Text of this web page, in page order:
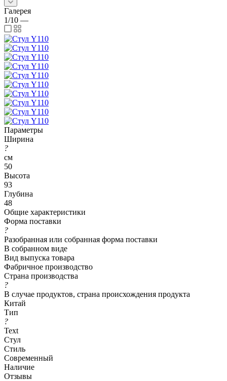
Галерея
1/10 —
Параметры
Ширина
?
см
50
Высота
93
Глубина
48
Общие характеристики
Форма поставки
?
Разобранная или собранная форма поставки
В собранном виде
Вид выпуска товара
Фабричное производство
Страна производства
?
В случае продуктов, страна происхождения продукта
Китай
Тип
?
Text
Стул
Стиль
Современный
Наличие
Отзывы